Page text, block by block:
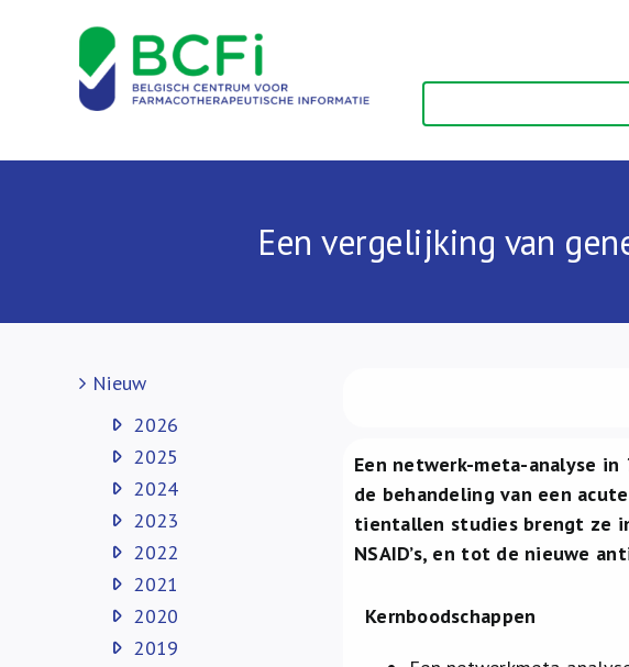
Een vergelijking van
Een netwerk-meta-analyse in
de behandeling van een
tientallen studies brengt ze
NSAID’s, en tot de nieuwe
Kernboodschappen
Nieuw
2026
2025
2024
2023
2022
2021
2020
2019